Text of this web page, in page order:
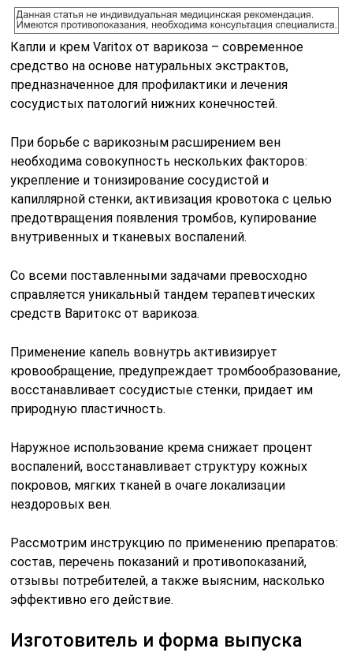
Капли и крем Varitox от варикоза – современное
средство на основе натуральных экстрактов,
предназначенное для профилактики и лечения
сосудистых патологий нижних конечностей.
При борьбе с варикозным расширением вен
необходима совокупность нескольких факторов:
укрепление и тонизирование сосудистой и
капиллярной стенки, активизация кровотока с целью
предотвращения появления тромбов, купирование
внутривенных и тканевых воспалений.
Со всеми поставленными задачами превосходно
справляется уникальный тандем терапевтических
средств Варитокс от варикоза.
Применение капель вовнутрь активизирует
кровообращение, предупреждает тромбообразование,
восстанавливает сосудистые стенки, придает им
природную пластичность.
Наружное использование крема снижает процент
воспалений, восстанавливает структуру кожных
покровов, мягких тканей в очаге локализации
нездоровых вен.
Рассмотрим инструкцию по применению препаратов:
состав, перечень показаний и противопоказаний,
отзывы потребителей, а также выясним, насколько
эффективно его действие.
Изготовитель и форма выпуска